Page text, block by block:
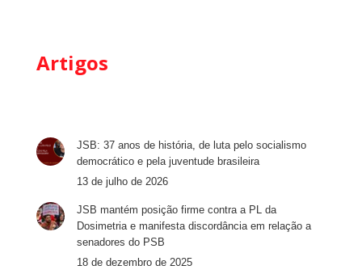
Artigos
JSB: 37 anos de história, de luta pelo socialismo
democrático e pela juventude brasileira
13 de julho de 2026
JSB mantém posição firme contra a PL da
Dosimetria e manifesta discordância em relação a
senadores do PSB
18 de dezembro de 2025